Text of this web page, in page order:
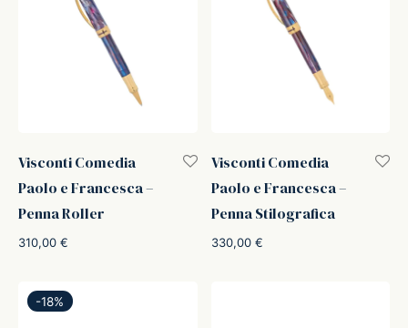
Visconti Comedia
Paolo e Francesca –
Penna Roller
310,00 €
Visconti Comedia
Paolo e Francesca –
Penna Stilografica
330,00 €
-18%